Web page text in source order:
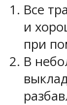
Все
и
при
В